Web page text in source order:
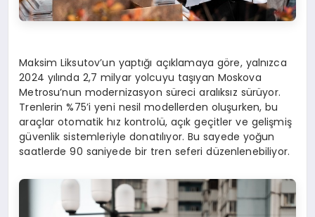
Maksim Liksutov’un yaptığı açıklamaya göre, yalnızca
2024 yılında 2,7 milyar yolcuyu taşıyan Moskova
Metrosu’nun modernizasyon süreci aralıksız sürüyor.
Trenlerin %75’i yeni nesil modellerden oluşurken, bu
araçlar otomatik hız kontrolü, açık geçitler ve gelişmiş
güvenlik sistemleriyle donatılıyor. Bu sayede yoğun
saatlerde 90 saniyede bir tren seferi düzenlenebiliyor.